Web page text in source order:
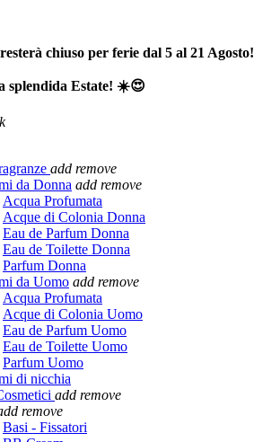
chiuso per ferie dal 5 al 21 Agosto!
splendida Estate! ☀️😍
add remove
da Donna add remove
Acqua Profumata
Acque di Colonia Donna
Eau de Parfum Donna
Eau de Toilette Donna
Parfum Donna
da Uomo add remove
Acqua Profumata
Acque di Colonia Uomo
Eau de Parfum Uomo
Eau de Toilette Uomo
Parfum Uomo
di nicchia
add remove
remove
Basi - Fissatori